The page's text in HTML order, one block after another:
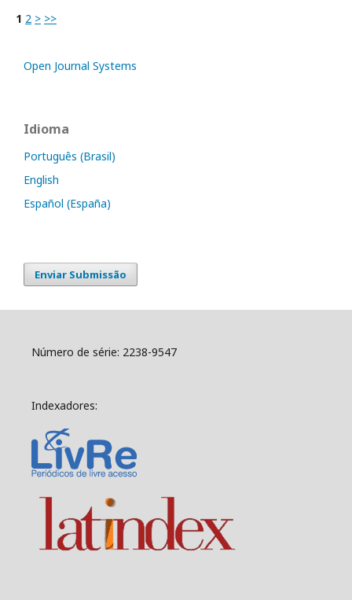
1 2 > >>
Open Journal Systems
Idioma
Português (Brasil)
English
Español (España)
Enviar Submissão
Número de série: 2238-9547
Indexadores: